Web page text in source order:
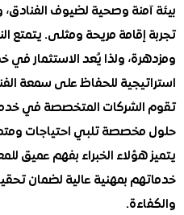
وصحية لضيوف الفنادق، وتعكس
مريحة ومثلى. يتمتع النعيرية
ولذا يُعد الاستثمار في خدمات
للحفاظ على سمعة الفندق
المتخصصة في خدمات عزل
تلبي احتياجات ومتطلبات
الخبراء بفهم عميق للمعايير
بمهنية عالية لضمان تحقيق